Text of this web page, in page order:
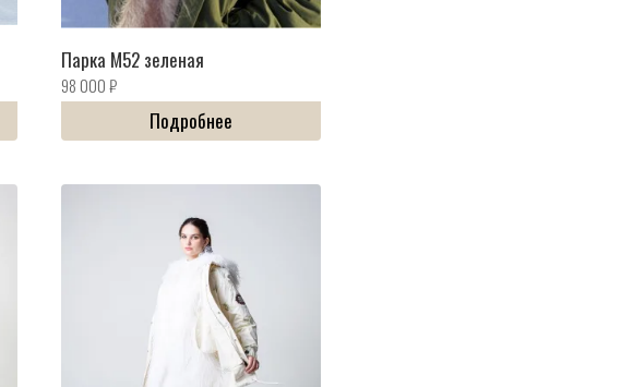
Парка M52 зеленая
98 000₽
Подробнее